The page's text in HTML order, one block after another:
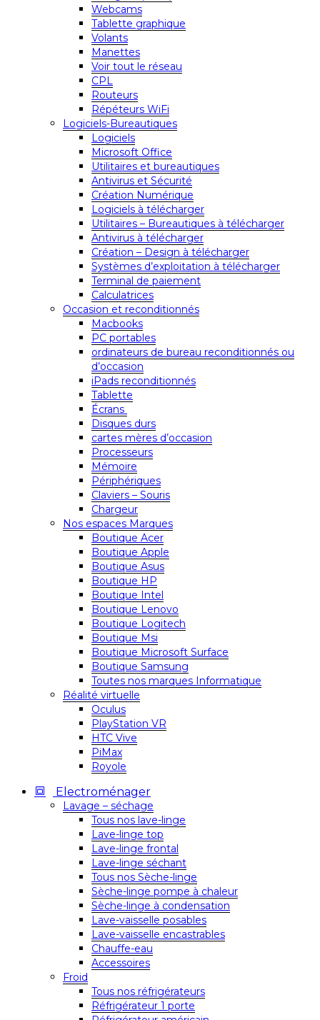
Webcams
Tablette graphique
Volants
Manettes
Voir tout le réseau
CPL
Routeurs
Répéteurs WiFi
Logiciels-Bureautiques
Logiciels
Microsoft Office
Utilitaires et bureautiques
Antivirus et Sécurité
Création Numérique
Logiciels à télécharger
Utilitaires – Bureautiques à télécharger
Antivirus à télécharger
Création – Design à télécharger
Systèmes d’exploitation à télécharger
Terminal de paiement
Calculatrices
Occasion et reconditionnés
Macbooks
PC portables
ordinateurs de bureau reconditionnés ou
d’occasion
iPads reconditionnés
Tablette
Écrans
Disques durs
cartes mères d’occasion
Processeurs
Mémoire
Périphériques
Claviers – Souris
Chargeur
Nos espaces Marques
Boutique Acer
Boutique Apple
Boutique Asus
Boutique HP
Boutique Intel
Boutique Lenovo
Boutique Logitech
Boutique Msi
Boutique Microsoft Surface
Boutique Samsung
Toutes nos marques Informatique
Réalité virtuelle
Oculus
PlayStation VR
HTC Vive
PiMax
Royole
Electroménager
Lavage – séchage
Tous nos lave-linge
Lave-linge top
Lave-linge frontal
Lave-linge séchant
Tous nos Sèche-linge
Sèche-linge pompe à chaleur
Sèche-linge à condensation
Lave-vaisselle posables
Lave-vaisselle encastrables
Chauffe-eau
Accessoires
Froid
Tous nos réfrigérateurs
Réfrigérateur 1 porte